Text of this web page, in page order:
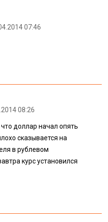
07:46
08:26
доллар начал опять
сказывается на
в рублевом
курс установился